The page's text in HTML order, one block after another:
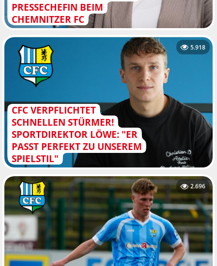
PRESSECHEFIN BEIM
CHEMNITZER FC
CFC VERPFLICHTET
SCHNELLEN STÜRMER!
SPORTDIREKTOR LÖWE: "ER
PASST PERFEKT ZU UNSEREM
SPIELSTIL"
5.918
2.696